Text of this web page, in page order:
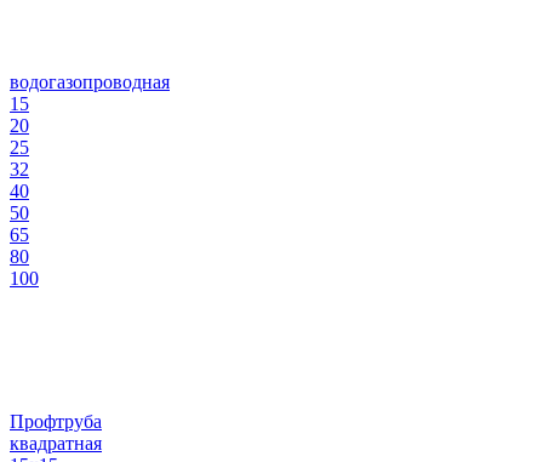
водогазопроводная
15
20
25
32
40
50
65
80
100
Профтруба
квадратная